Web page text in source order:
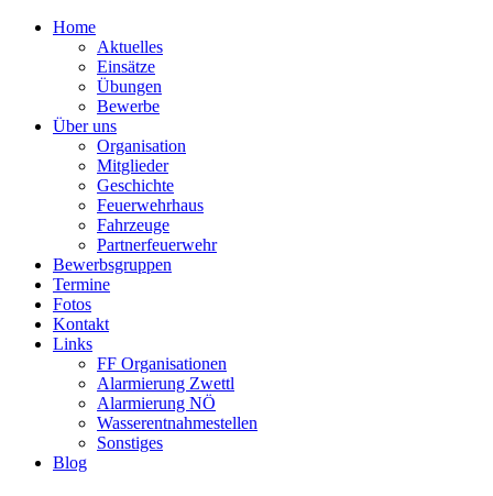
Home
Aktuelles
Einsätze
Übungen
Bewerbe
Über uns
Organisation
Mitglieder
Geschichte
Feuerwehrhaus
Fahrzeuge
Partnerfeuerwehr
Bewerbsgruppen
Termine
Fotos
Kontakt
Links
FF Organisationen
Alarmierung Zwettl
Alarmierung NÖ
Wasserentnahmestellen
Sonstiges
Blog